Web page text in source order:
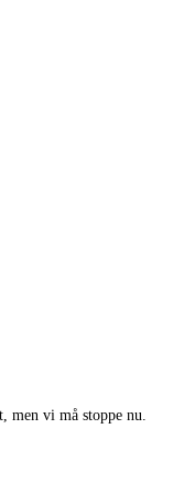
vi må stoppe nu.